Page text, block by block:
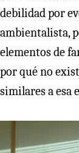
debilidad por
ambientalista,
elementos de
por qué no
similares a esa